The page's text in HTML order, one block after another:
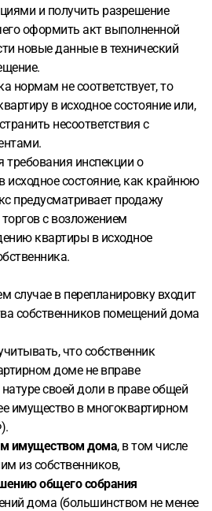
и получить разрешение
оформить акт выполненной
новые данные в технический
нормам не соответствует, то
в исходное состояние или,
несоответствия с
требования инспекции о
исходное состояние, как крайнюю
предусматривает продажу
с возложением
квартиры в исходное
случае в перепланировку входит
собственников помещений дома
что собственник
доме не вправе
своей доли в праве общей
имущество в многоквартирном
имуществом дома, в том числе
из собственников,
общего собрания
дома (большинством не менее